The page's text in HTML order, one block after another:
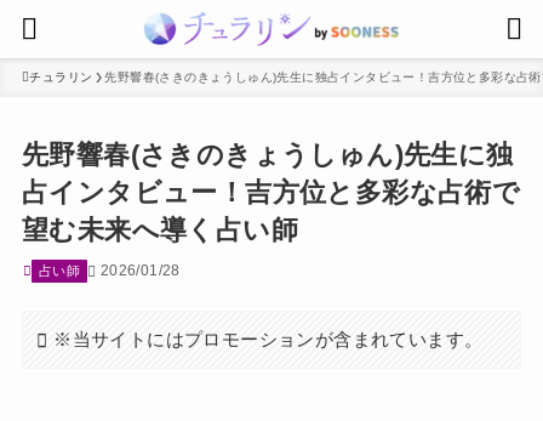
チュラリン 先野響春(さきのきょうしゅん)先生に独占インタビュー！吉方位と多彩な占
先野響春(さきのきょうしゅん)先生に独
占インタビュー！吉方位と多彩な占術で
望む未来へ導く占い師
占い師 2026/01/28
※当サイトにはプロモーションが含まれています。